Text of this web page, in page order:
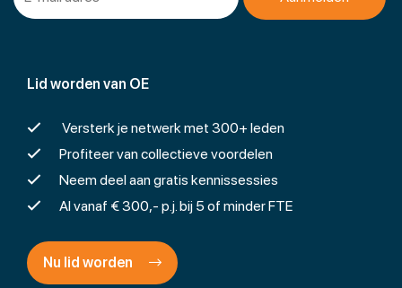
Lid worden van OE
Versterk je netwerk met 300+ leden
Profiteer van collectieve voordelen
Neem deel aan gratis kennissessies
Al vanaf € 300,- p.j. bij 5 of minder FTE
Nu lid worden